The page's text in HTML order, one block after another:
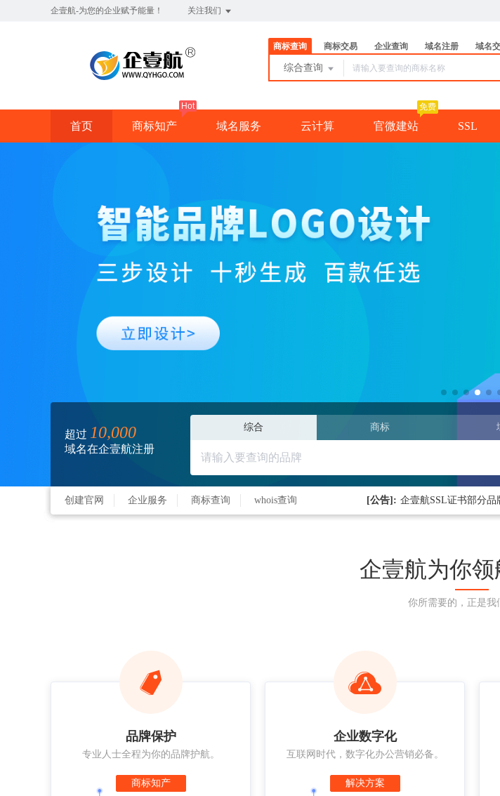
企壹航-为您的企业赋予能量！ 关注我们
商标查询 商标交易 企业查询 域名注册 域名
综合查询
首页 商标知产
Hot
域名服务 云计算 官微建站
免费
SSL
超过 10,000
域名在企壹航注册
综合 商标
创建官网 企业服务 商标查询 whois查询 [公告]: 企壹航SSL证书部分品
企壹航9月份商标转让
企壹航为你领
你所需要的，正是我
品牌保护
专业人士全程为你的品牌护航。
商标知产
企业数字化
互联网时代，数字化办公营销必备。
解决方案